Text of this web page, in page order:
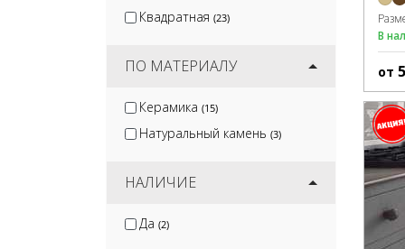
Квадратная (23)
ПО МАТЕРИАЛУ
Керамика (15)
Натуральный камень (3)
НАЛИЧИЕ
Да (2)
В
от